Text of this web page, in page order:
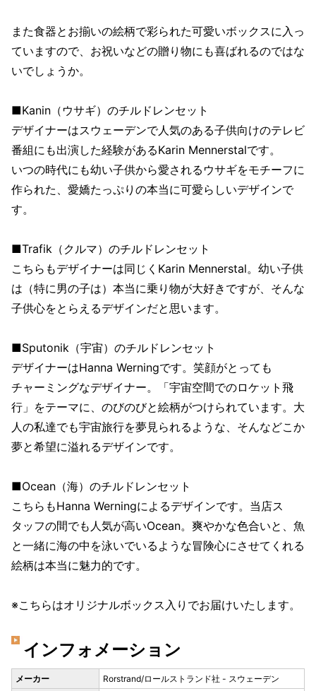
また食器とお揃いの絵柄で彩られた可愛いボックスに入っ
ていますので、お祝いなどの贈り物にも喜ばれるのではな
いでしょうか。
■Kanin（ウサギ）のチルドレンセット
デザイナーはスウェーデンで人気のある子供向けのテレビ
番組にも出演した経験があるKarin Mennerstalです。
いつの時代にも幼い子供から愛されるウサギをモチーフに
作られた、愛嬌たっぷりの本当に可愛らしいデザインで
す。
■Trafik（クルマ）のチルドレンセット
こちらもデザイナーは同じくKarin Mennerstal。幼い子供
は（特に男の子は）本当に乗り物が大好きですが、そんな
子供心をとらえるデザインだと思います。
■Sputonik（宇宙）のチルドレンセット
デザイナーはHanna Werningです。笑顔がとっても
チャーミングなデザイナー。「宇宙空間でのロケット飛
行」をテーマに、のびのびと絵柄がつけられています。大
人の私達でも宇宙旅行を夢見られるような、そんなどこか
夢と希望に溢れるデザインです。
■Ocean（海）のチルドレンセット
こちらもHanna Werningによるデザインです。当店ス
タッフの間でも人気が高いOcean。爽やかな色合いと、魚
と一緒に海の中を泳いでいるような冒険心にさせてくれる
絵柄は本当に魅力的です。
※こちらはオリジナルボックス入りでお届けいたします。
インフォメーション
メーカー Rorstrand/ロールストランド社 - スウェーデン